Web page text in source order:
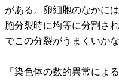
がある。卵細胞のなかに
胞分裂時に均等に分割さ
でこの分裂がうまくいか
「染色体の数的異常によ